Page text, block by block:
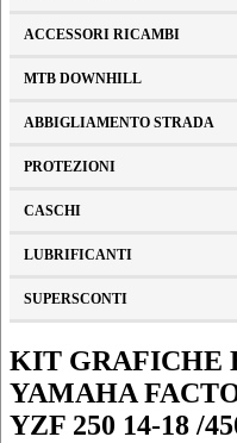
ACCESSORI RICAMBI
MTB DOWNHILL
ABBIGLIAMENTO STRADA
PROTEZIONI
CASCHI
LUBRIFICANTI
SUPERSCONTI
KIT GRAFICHE
YAMAHA
YZF 250 14-18 /